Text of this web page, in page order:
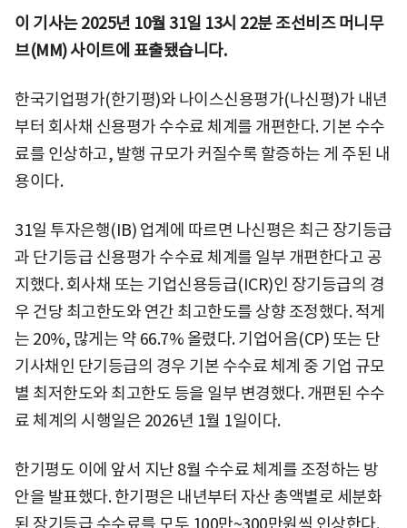
이 기사는 2025년 10월 31일 13시 22분 조선비즈 머니무
브(MM) 사이트에 표출됐습니다.
한국기업평가(한기평)와 나이스신용평가(나신평)가 내년
부터 회사채 신용평가 수수료 체계를 개편한다. 기본 수수
료를 인상하고, 발행 규모가 커질수록 할증하는 게 주된 내
용이다.
31일 투자은행(IB) 업계에 따르면 나신평은 최근 장기등급
과 단기등급 신용평가 수수료 체계를 일부 개편한다고 공
지했다. 회사채 또는 기업신용등급(ICR)인 장기등급의 경
우 건당 최고한도와 연간 최고한도를 상향 조정했다. 적게
는 20%, 많게는 약 66.7% 올렸다. 기업어음(CP) 또는 단
기사채인 단기등급의 경우 기본 수수료 체계 중 기업 규모
별 최저한도와 최고한도 등을 일부 변경했다. 개편된 수수
료 체계의 시행일은 2026년 1월 1일이다.
한기평도 이에 앞서 지난 8월 수수료 체계를 조정하는 방
안을 발표했다. 한기평은 내년부터 자산 총액별로 세분화